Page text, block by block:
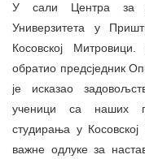
У сали Центра за
Универзитета у
Косовској
обратио предсједник
је исказао
ученици са наших
студирања у
важне одлуке за